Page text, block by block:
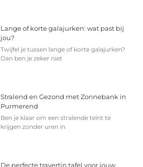
Lange of korte galajurken: wat past bij
jou?
Twijfel je tussen lange of korte galajurken?
Dan ben je zeker niet
Stralend en Gezond met Zonnebank in
Purmerend
Ben je klaar om een stralende teint te
krijgen zonder uren in
De perfecte travertin tafel voor jouw